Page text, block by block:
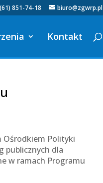
(61) 851-74-18 biuro@zgwrp.pl
Kontakt
Ośrodkiem Polityki
publicznych dla
w ramach Programu